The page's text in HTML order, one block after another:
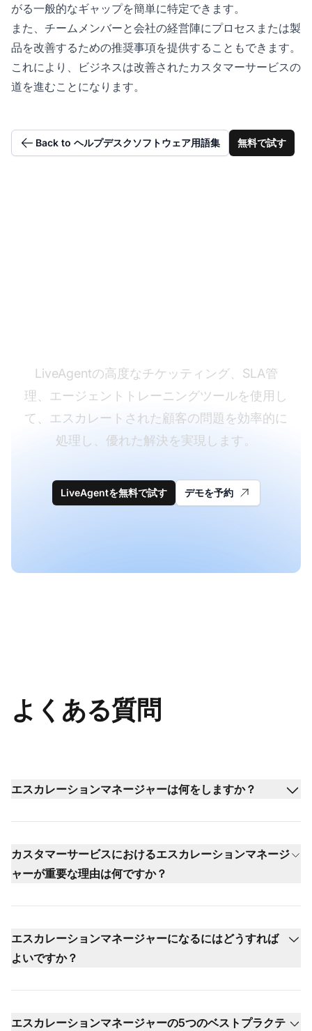
がる一般的なギャップを簡単に特定できます。
また、チームメンバーと会社の経営陣にプロセスまたは製
品を改善するための推奨事項を提供することもできます。
これにより、ビジネスは改善されたカスタマーサービスの
道を進むことになります。
Back to ヘルプデスクソフトウェア用語集 無料で試す
LiveAgentの高度なチケッティング、SLA管
理、エージェントトレーニングツールを使用し
て、エスカレートされた顧客の問題を効率的に
処理し、優れた解決を実現します。
LiveAgentを無料で試す デモを予約
よくある質問
エスカレーションマネージャーは何をしますか？
カスタマーサービスにおけるエスカレーションマネージ
ャーが重要な理由は何ですか？
エスカレーションマネージャーになるにはどうすれば
よいですか？
エスカレーションマネージャーの5つのベストプラクテ